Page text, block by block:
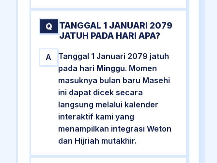
Q
TANGGAL 1 JANUARI 2079
JATUH PADA HARI APA?
A
Tanggal 1 Januari 2079 jatuh
pada hari Minggu. Momen
masuknya bulan baru Masehi
ini dapat dicek secara
langsung melalui kalender
interaktif kami yang
menampilkan integrasi Weton
dan Hijriah mutakhir.